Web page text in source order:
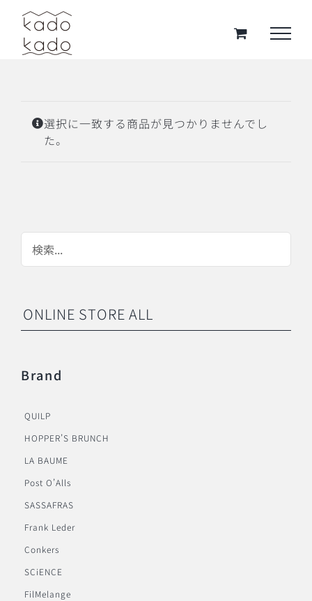
Skip
content
選択に一致する商品が見つかりませんでし
た。
ONLINE STORE ALL
Brand
QUILP
HOPPER’S BRUNCH
LA BAUME
Post O’Alls
SASSAFRAS
Frank Leder
Conkers
SCiENCE
FilMelange